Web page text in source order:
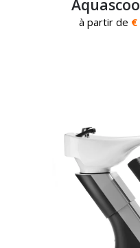
à partir de €